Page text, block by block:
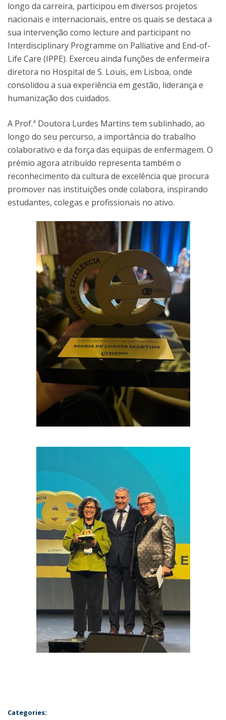
longo da carreira, participou em diversos projetos
nacionais e internacionais, entre os quais se destaca a
sua intervenção como lecture and participant no
Interdisciplinary Programme on Palliative and End-of-
Life Care (IPPE). Exerceu ainda funções de enfermeira
diretora no Hospital de S. Louis, em Lisboa, onde
consolidou a sua experiência em gestão, liderança e
humanização dos cuidados.
A Prof.ª Doutora Lurdes Martins tem sublinhado, ao
longo do seu percurso, a importância do trabalho
colaborativo e da força das equipas de enfermagem. O
prémio agora atribuído representa também o
reconhecimento da cultura de excelência que procura
promover nas instituições onde colabora, inspirando
estudantes, colegas e profissionais no ativo.
Categories: